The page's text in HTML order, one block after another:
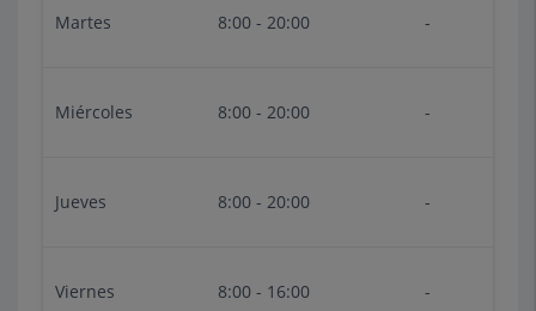
Martes 8:00 - 20:00 -
Miércoles 8:00 - 20:00 -
Jueves 8:00 - 20:00 -
Viernes 8:00 - 16:00 -